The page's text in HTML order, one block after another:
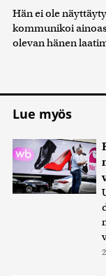
Hän ei ole
kommunikoi
olevan hänen
Lue myös